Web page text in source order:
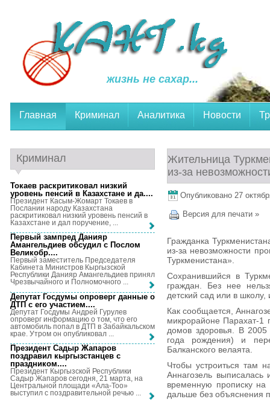
жизнь не сахар...
Главная Криминал Аналитика Новости
Жительница
из-за
Опубликовано 27
Версия для печати »
Гражданка
из-за невозможности
Туркменистана».
Сохранившийся в
граждан. Без нее
детский сад или в школу,
Как сообщается,
микрорайоне Парахат-1
домов здоровья. В
года рождения) и
Балканского велаята.
Чтобы устроиться там
Аннагозель
временную прописку
дальше без объяснения
Криминал
Токаев раскритиковал низкий
уровень пенсий в Казахстане и да....
Президент Касым-Жомарт Токаев в
Послании народу Казахстана
раскритиковал низкий уровень пенсий в
Казахстане и дал поручение, ...
Первый зампред Данияр
Амангельдиев обсудил с Послом
Великобр....
Первый заместитель Председателя
Кабинета Министров Кыргызской
Республики Данияр Амангельдиев принял
Чрезвычайного и Полномочного ...
Депутат Госдумы опроверг данные о
ДТП с его участием....
Депутат Госдумы Андрей Гурулев
опроверг информацию о том, что его
автомобиль попал в ДТП в Забайкальском
крае. Утром он опубликовал ...
Президент Садыр Жапаров
поздравил кыргызстанцев с
праздником....
Президент Кыргызской Республики
Садыр Жапаров сегодня, 21 марта, на
Центральной площади «Ала-Тоо»
выступил с поздравительной речью ...